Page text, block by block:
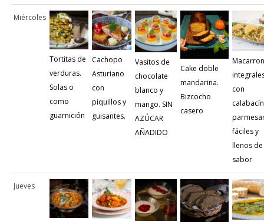
Miércoles
Tortitas de
verduras.
Solas o
como
guarnición
Cachopo
Asturiano
con
piquillos y
guisantes.
Vasitos de
chocolate
blanco y
mango. SIN
AZÚCAR
AÑADIDO
Cake doble
mandarina.
Bizcocho
casero
con
fáciles y
llenos de
sabor
Jueves